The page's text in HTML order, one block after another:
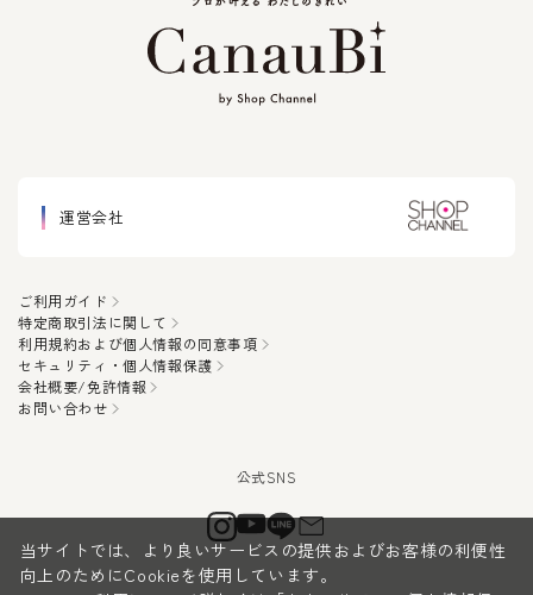
運営会社
ご利用ガイド
特定商取引法に関して
利用規約および個人情報の同意事項
セキュリティ・個人情報保護
会社概要/免許情報
お問い合わせ
当サイトでは、より良いサービスの提供およびお客様の利便性
向上のためにCookieを使用しています。